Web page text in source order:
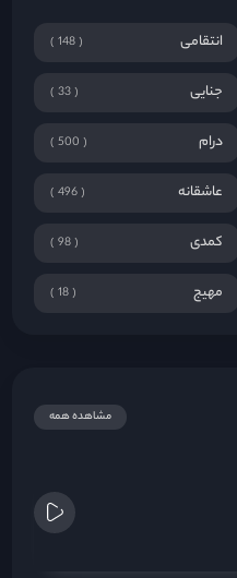
انتقامی 148
جنایی 33
درام 500
عاشقانه 496
کمدی 98
مهیج 18
مشاهده همه